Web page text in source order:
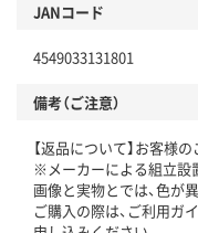
JANコード
4549033131801
備考（ご注意）
【返品について】お客様
※メーカーによる組立設
画像と実物とでは、色が
ご購入の際は、ご利用ガ